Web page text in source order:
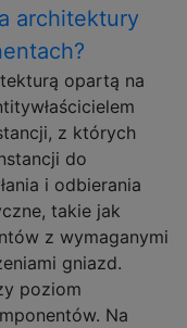
architektury
opartą na
z których
do
i odbierania
takie jak
z wymaganymi
gniazd.
poziom
Na